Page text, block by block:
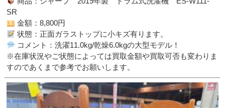
SR
金額：8,800円
状態：正面ガラストップに小キズ有ります。
コメント：洗濯11.0kg/乾燥6.0kgの大型モデル！
※在庫状況やご状態によっては買取金額や買取可否も変わりま
すのであくまで参考でお願いします。